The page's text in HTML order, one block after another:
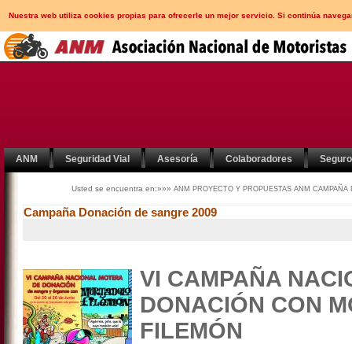
Nuestra web utiliza cookies propias para ofrecerle un mejor servicio. Si continúa
ANM Seguridad Vial Asesoría Colaboradores
Usted se encuentra en:»»» ANM PROYECTO Y PROPUESTAS ANM CAMPAÑA
Campaña Donación de sangre 2009
VI CAMPAÑA
DONACIÓN CON
FILEMÓN